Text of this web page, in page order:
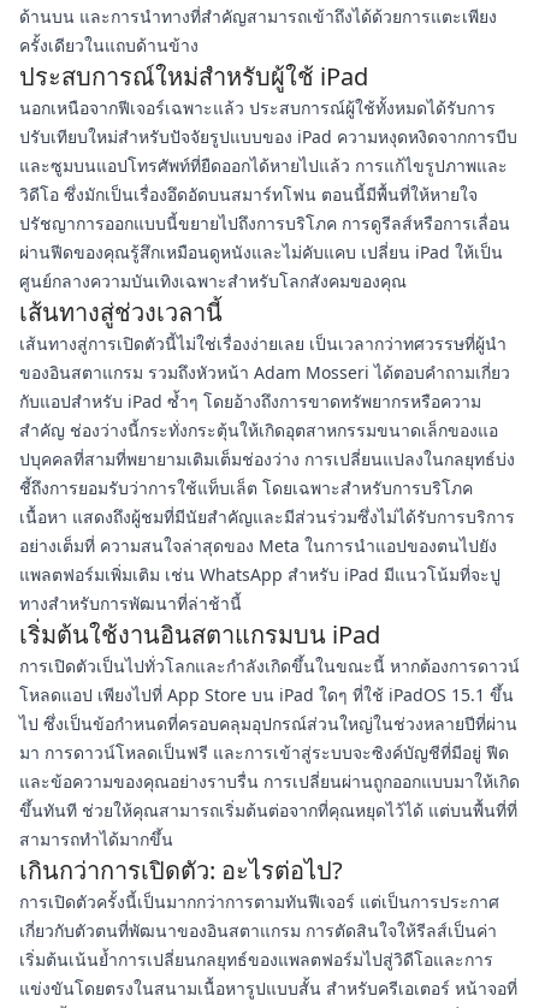
ด้านบน และการนำทางที่สำคัญสามารถเข้าถึงได้ด้วยการแตะเพียง
ครั้งเดียวในแถบด้านข้าง
ประสบการณ์ใหม่สำหรับผู้ใช้ iPad
นอกเหนือจากฟีเจอร์เฉพาะแล้ว ประสบการณ์ผู้ใช้ทั้งหมดได้รับการ
ปรับเทียบใหม่สำหรับปัจจัยรูปแบบของ iPad ความหงุดหงิดจากการบีบ
และซูมบนแอปโทรศัพท์ที่ยืดออกได้หายไปแล้ว การแก้ไขรูปภาพและ
วิดีโอ ซึ่งมักเป็นเรื่องอึดอัดบนสมาร์ทโฟน ตอนนี้มีพื้นที่ให้หายใจ
ปรัชญาการออกแบบนี้ขยายไปถึงการบริโภค การดูรีลส์หรือการเลื่อน
ผ่านฟีดของคุณรู้สึกเหมือนดูหนังและไม่คับแคบ เปลี่ยน iPad ให้เป็น
ศูนย์กลางความบันเทิงเฉพาะสำหรับโลกสังคมของคุณ
เส้นทางสู่ช่วงเวลานี้
เส้นทางสู่การเปิดตัวนี้ไม่ใช่เรื่องง่ายเลย เป็นเวลากว่าทศวรรษที่ผู้นำ
ของอินสตาแกรม รวมถึงหัวหน้า Adam Mosseri ได้ตอบคำถามเกี่ยว
กับแอปสำหรับ iPad ซ้ำๆ โดยอ้างถึงการขาดทรัพยากรหรือความ
สำคัญ ช่องว่างนี้กระทั่งกระตุ้นให้เกิดอุตสาหกรรมขนาดเล็กของแอ
ปบุคคลที่สามที่พยายามเติมเต็มช่องว่าง การเปลี่ยนแปลงในกลยุทธ์บ่ง
ชี้ถึงการยอมรับว่าการใช้แท็บเล็ต โดยเฉพาะสำหรับการบริโภค
เนื้อหา แสดงถึงผู้ชมที่มีนัยสำคัญและมีส่วนร่วมซึ่งไม่ได้รับการบริการ
อย่างเต็มที่ ความสนใจล่าสุดของ Meta ในการนำแอปของตนไปยัง
แพลตฟอร์มเพิ่มเติม เช่น WhatsApp สำหรับ iPad มีแนวโน้มที่จะปู
ทางสำหรับการพัฒนาที่ล่าช้านี้
เริ่มต้นใช้งานอินสตาแกรมบน iPad
การเปิดตัวเป็นไปทั่วโลกและกำลังเกิดขึ้นในขณะนี้ หากต้องการดาวน์
โหลดแอป เพียงไปที่ App Store บน iPad ใดๆ ที่ใช้ iPadOS 15.1 ขึ้น
ไป ซึ่งเป็นข้อกำหนดที่ครอบคลุมอุปกรณ์ส่วนใหญ่ในช่วงหลายปีที่ผ่าน
มา การดาวน์โหลดเป็นฟรี และการเข้าสู่ระบบจะซิงค์บัญชีที่มีอยู่ ฟีด
และข้อความของคุณอย่างราบรื่น การเปลี่ยนผ่านถูกออกแบบมาให้เกิด
ขึ้นทันที ช่วยให้คุณสามารถเริ่มต้นต่อจากที่คุณหยุดไว้ได้ แต่บนพื้นที่ที่
สามารถทำได้มากขึ้น
เกินกว่าการเปิดตัว: อะไรต่อไป?
การเปิดตัวครั้งนี้เป็นมากกว่าการตามทันฟีเจอร์ แต่เป็นการประกาศ
เกี่ยวกับตัวตนที่พัฒนาของอินสตาแกรม การตัดสินใจให้รีลส์เป็นค่า
เริ่มต้นเน้นย้ำการเปลี่ยนกลยุทธ์ของแพลตฟอร์มไปสู่วิดีโอและการ
แข่งขันโดยตรงในสนามเนื้อหารูปแบบสั้น สำหรับครีเอเตอร์ หน้าจอที่